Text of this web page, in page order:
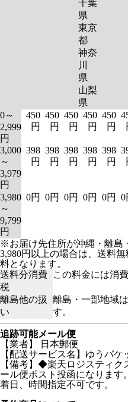
千葉
県
東京
都
神奈
川
県
山梨
県
0～
2,999
円
450
円
450
円
450
円
450
円
450
円
3,000
～
3,979
円
398
円
398
円
398
円
398
円
398
円
3,980
～
9,799
円
0円 0円 0円 0円 0円 0
※お届け先住所が沖縄・離島
3,980円以上の場合は、送料
料となります。
送料分消費
税
この料金には消
離島他の扱
い
離島・一部地域
す。
追跡可能メール便
【業者】 日本郵便
【配送サービス名】ゆうパケ
【備考】◆楽天ロジスティ
ール便ポスト投函になります。
着日、時間指定不可です。